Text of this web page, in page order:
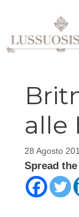
contenuto
alle
28 Agosto
Spread